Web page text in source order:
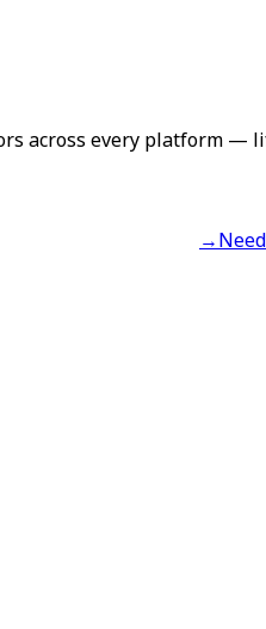
across every platform —
→